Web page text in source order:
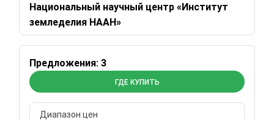
Национальный научный центр «Институт
земледелия НААН»
Предложения: 3
ГДЕ КУПИТЬ
Диапазон цен